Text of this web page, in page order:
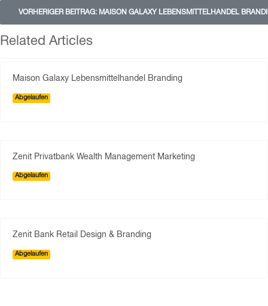
VORHERIGER BEITRAG: MAISON GALAXY LEBENSMITTELHANDEL
Related Articles
Maison Galaxy Lebensmittelhandel Branding
Abgelaufen
Zenit Privatbank Wealth Management Marketing
Abgelaufen
Zenit Bank Retail Design & Branding
Abgelaufen